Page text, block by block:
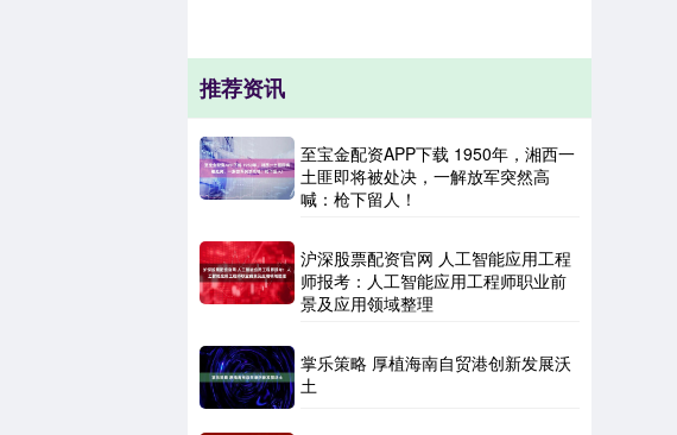
推荐资讯
至宝金配资APP下载 1950年，湘西一
土匪即将被处决，一解放军突然高
喊：枪下留人！
沪深股票配资官网 人工智能应用工程
师报考：人工智能应用工程师职业前
景及应用领域整理
掌乐策略 厚植海南自贸港创新发展沃
土